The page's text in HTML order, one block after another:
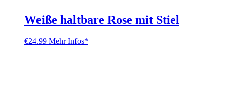
Weiße haltbare Rose mit Stiel
€24.99 Mehr Infos*